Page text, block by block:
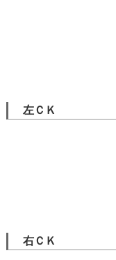
左ＣＫ
右ＣＫ